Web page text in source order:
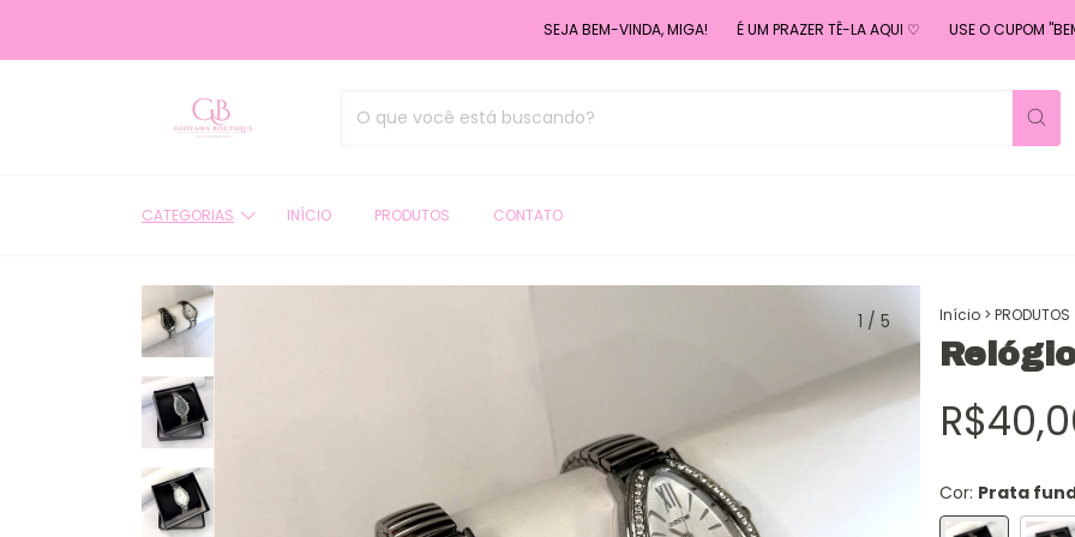
SEJA BEM-VINDA, MIGA! É UM PRAZER TÊ-LA AQUI ♡ USE O CUPOM
CATEGORIAS INÍCIO PRODUTOS CONTATO
1 / 5 Início > PRODUTOS
Cor: Prata